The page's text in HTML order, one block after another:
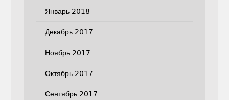
Январь 2018
Декабрь 2017
Ноябрь 2017
Октябрь 2017
Сентябрь 2017